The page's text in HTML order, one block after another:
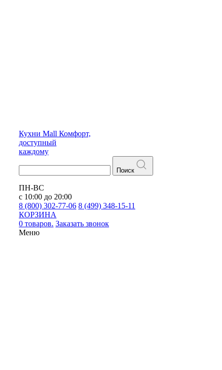
Кухни Mall Комфорт,
доступный
каждому
Поиск
ПН-ВС
с 10:00 до 20:00
8 (800) 302-77-06 8 (499) 348-15-11
КОРЗИНА
0 товаров. Заказать звонок
Меню